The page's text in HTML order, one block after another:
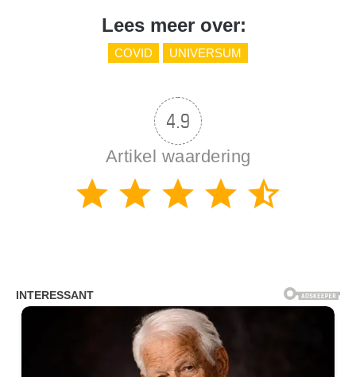
Lees meer over:
COVID UNIVERSUM
4.9
Artikel waardering